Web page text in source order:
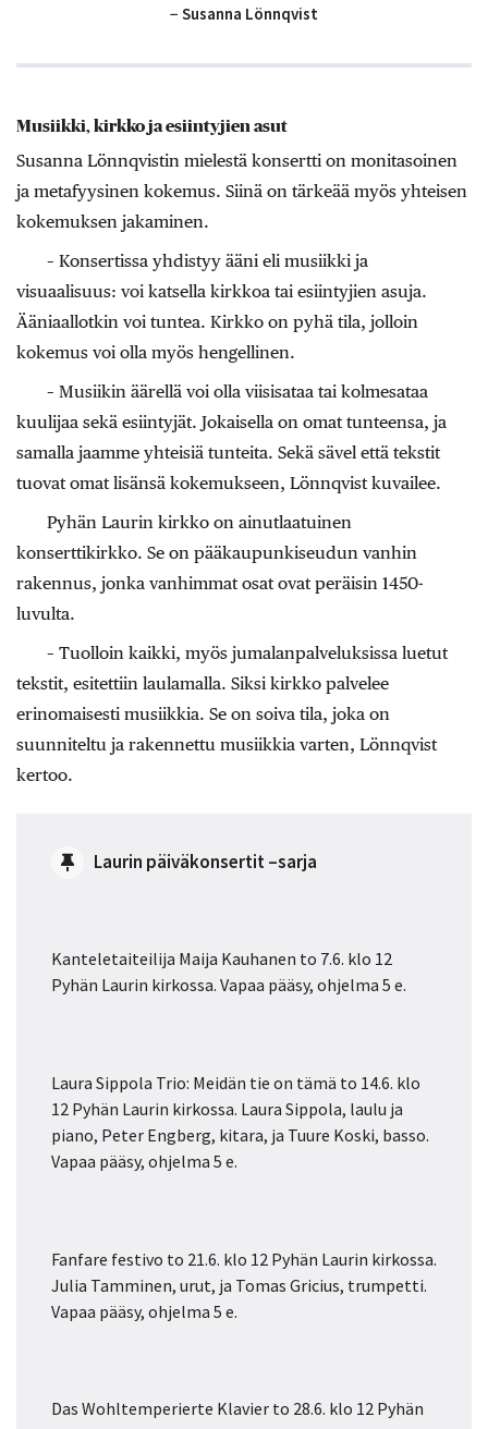
− Susanna Lönnqvist
Musiikki, kirkko ja esiintyjien asut
Susanna Lönnqvistin mielestä konsertti on monitasoinen
ja metafyysinen kokemus. Siinä on tärkeää myös yhteisen
kokemuksen jakaminen.
– Konsertissa yhdistyy ääni eli musiikki ja
visuaalisuus: voi katsella kirkkoa tai esiintyjien asuja.
Ääniaallotkin voi tuntea. Kirkko on pyhä tila, jolloin
kokemus voi olla myös hengellinen.
– Musiikin äärellä voi olla viisisataa tai kolmesataa
kuulijaa sekä esiintyjät. Jokaisella on omat tunteensa, ja
samalla jaamme yhteisiä tunteita. Sekä sävel että tekstit
tuovat omat lisänsä kokemukseen, Lönnqvist kuvailee.
Pyhän Laurin kirkko on ainutlaatuinen
konserttikirkko. Se on pääkaupunkiseudun vanhin
rakennus, jonka vanhimmat osat ovat peräisin 1450-
luvulta.
– Tuolloin kaikki, myös jumalanpalveluksissa luetut
tekstit, esitettiin laulamalla. Siksi kirkko palvelee
erinomaisesti musiikkia. Se on soiva tila, joka on
suunniteltu ja rakennettu musiikkia varten, Lönnqvist
kertoo.
Laurin päiväkonsertit –sarja
Kanteletaiteilija Maija Kauhanen to 7.6. klo 12
Pyhän Laurin kirkossa. Vapaa pääsy, ohjelma 5 e.
Laura Sippola Trio: Meidän tie on tämä to 14.6. klo
12 Pyhän Laurin kirkossa. Laura Sippola, laulu ja
piano, Peter Engberg, kitara, ja Tuure Koski, basso.
Vapaa pääsy, ohjelma 5 e.
Fanfare festivo to 21.6. klo 12 Pyhän Laurin kirkossa.
Julia Tamminen, urut, ja Tomas Gricius, trumpetti.
Vapaa pääsy, ohjelma 5 e.
Das Wohltemperierte Klavier to 28.6. klo 12 Pyhän